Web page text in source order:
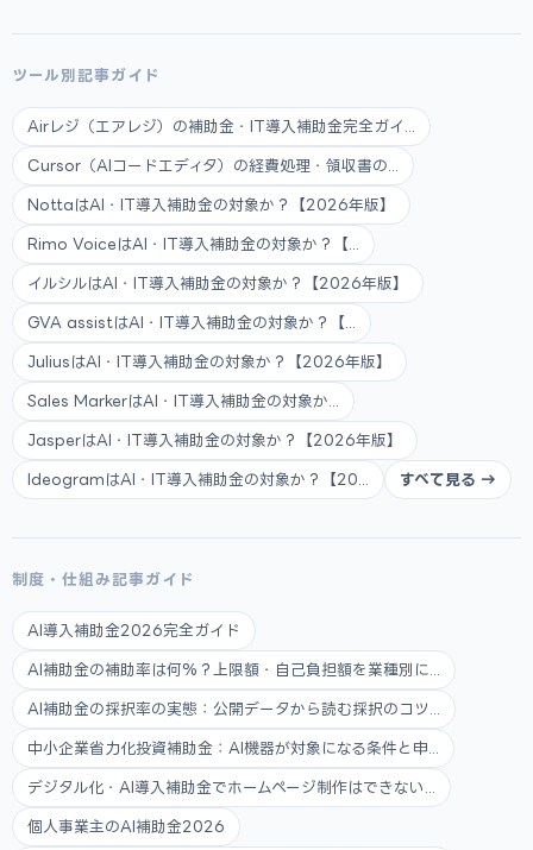
ツール別記事ガイド
Airレジ（エアレジ）の補助金・IT導入補助金完全ガイ...
Cursor（AIコードエディタ）の経費処理・領収書の...
NottaはAI・IT導入補助金の対象か？【2026年版】
Rimo VoiceはAI・IT導入補助金の対象か？【...
イルシルはAI・IT導入補助金の対象か？【2026年版】
GVA assistはAI・IT導入補助金の対象か？【...
JuliusはAI・IT導入補助金の対象か？【2026年版】
Sales MarkerはAI・IT導入補助金の対象か...
JasperはAI・IT導入補助金の対象か？【2026年版】
IdeogramはAI・IT導入補助金の対象か？【20... すべて見る →
制度・仕組み記事ガイド
AI導入補助金2026完全ガイド
AI補助金の補助率は何%？上限額・自己負担額を業種別に...
AI補助金の採択率の実態：公開データから読む採択のコツ...
中小企業省力化投資補助金：AI機器が対象になる条件と申...
デジタル化・AI導入補助金でホームページ制作はできない...
個人事業主のAI補助金2026